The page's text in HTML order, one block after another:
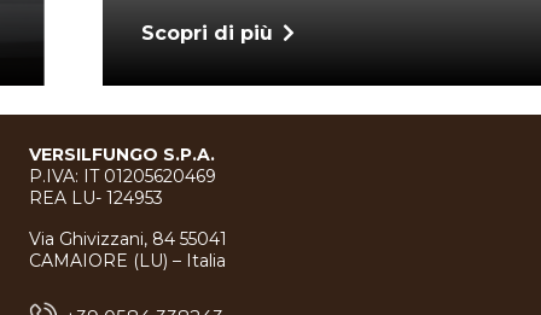
Scopri di più
VERSILFUNGO S.P.A.
P.IVA: IT 01205620469
REA LU- 124953
Via Ghivizzani, 84 55041
CAMAIORE (LU) – Italia